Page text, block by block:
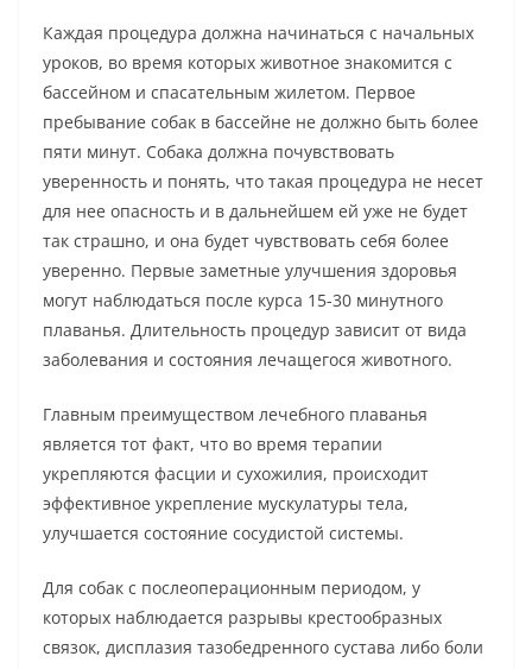
Каждая процедура должна начинаться с начальных
уроков, во время которых животное знакомится с
бассейном и спасательным жилетом. Первое
пребывание собак в бассейне не должно быть более
пяти минут. Собака должна почувствовать
уверенность и понять, что такая процедура не несет
для нее опасность и в дальнейшем ей уже не будет
так страшно, и она будет чувствовать себя более
уверенно. Первые заметные улучшения здоровья
могут наблюдаться после курса 15-30 минутного
плаванья. Длительность процедур зависит от вида
заболевания и состояния лечащегося животного.
Главным преимуществом лечебного плаванья
является тот факт, что во время терапии
укрепляются фасции и сухожилия, происходит
эффективное укрепление мускулатуры тела,
улучшается состояние сосудистой системы.
Для собак с послеоперационным периодом, у
которых наблюдается разрывы крестообразных
связок, дисплазия тазобедренного сустава либо боли